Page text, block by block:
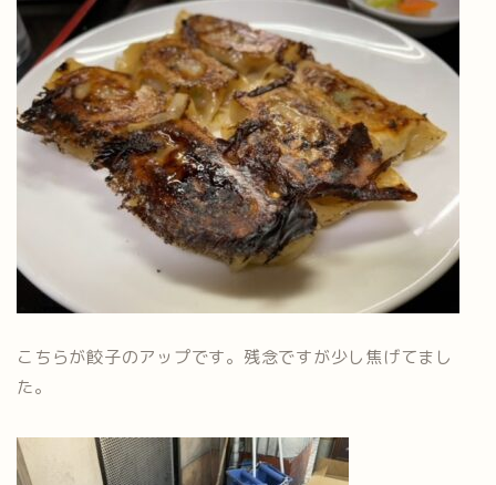
こちらが餃子のアップです。残念ですが少し焦げてまし
た。